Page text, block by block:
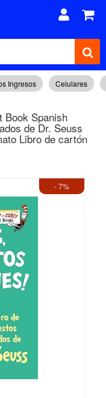
Ingresos Celulares
Book Spanish
de Dr. Seuss
Libro de cartón
- 7%